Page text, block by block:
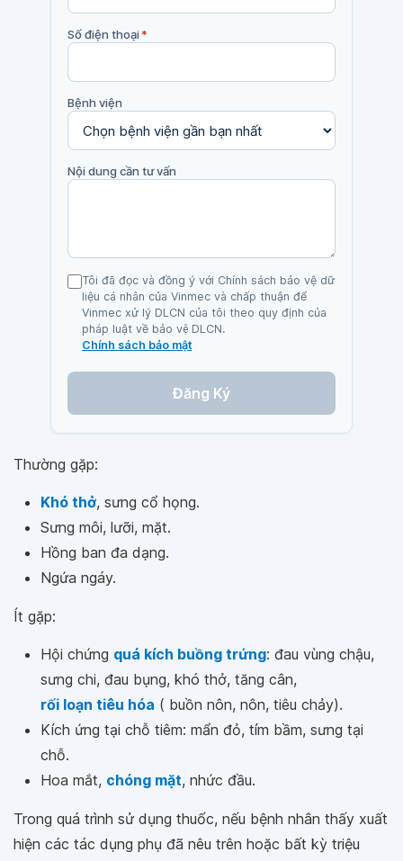
Số điện thoại*
Bệnh viện
Nội dung cần tư vấn
Tôi đã đọc và đồng ý với Chính sách bảo vệ dữ
liệu cá nhân của Vinmec và chấp thuận để
Vinmec xử lý DLCN của tôi theo quy định của
pháp luật về bảo vệ DLCN.
Chính sách bảo mật
Đăng Ký
Thường gặp:
Khó thở, sưng cổ họng.
Sưng môi, lưỡi, mặt.
Hồng ban đa dạng.
Ngứa ngáy.
Ít gặp:
Hội chứng quá kích buồng trứng: đau vùng chậu,
sưng chi, đau bụng, khó thở, tăng cân,
rối loạn tiêu hóa ( buồn nôn, nôn, tiêu chảy).
Kích ứng tại chỗ tiêm: mẩn đỏ, tím bầm, sưng tại
chỗ.
Hoa mắt, chóng mặt, nhức đầu.
Trong quá trình sử dụng thuốc, nếu bệnh nhân thấy xuất
hiện các tác dụng phụ đã nêu trên hoặc bất kỳ triệu